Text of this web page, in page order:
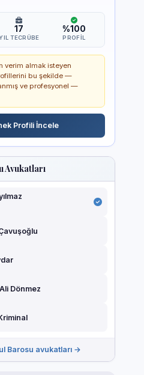
17
TECRÜBE
%100
PROFIL
verim almak isteyen
bu şekilde —
ve profesyonel —
Profili İncele
Avukatları
Dönmez
Barosu avukatları →